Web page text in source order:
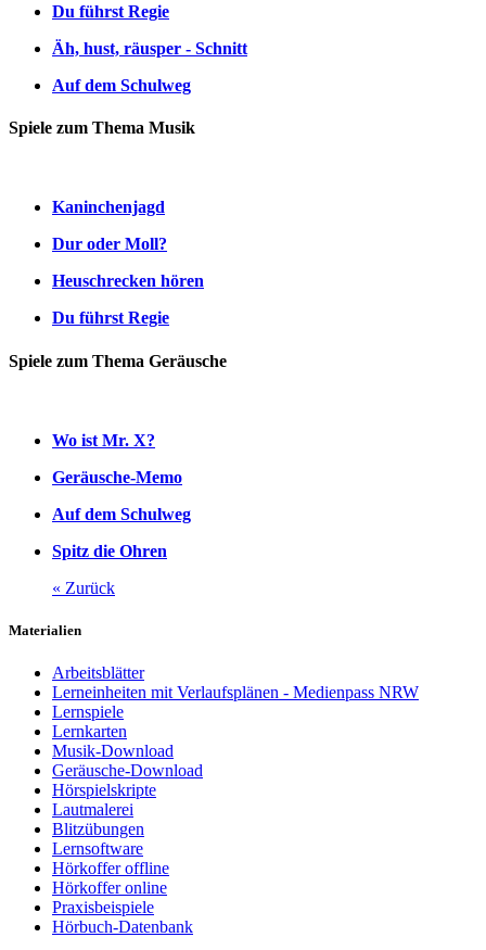
Du führst Regie
Äh, hust, räusper - Schnitt
Auf dem Schulweg
Spiele zum Thema Musik
Kaninchenjagd
Dur oder Moll?
Heuschrecken hören
Du führst Regie
Spiele zum Thema Geräusche
Wo ist Mr. X?
Geräusche-Memo
Auf dem Schulweg
Spitz die Ohren
« Zurück
Materialien
Arbeitsblätter
Lerneinheiten mit Verlaufsplänen - Medienpass NRW
Lernspiele
Lernkarten
Musik-Download
Geräusche-Download
Hörspielskripte
Lautmalerei
Blitzübungen
Lernsoftware
Hörkoffer offline
Hörkoffer online
Praxisbeispiele
Hörbuch-Datenbank